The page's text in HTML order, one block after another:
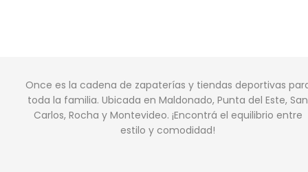
Once es la cadena de zapaterías y tiendas deportivas
toda la familia. Ubicada en Maldonado, Punta del Este, San
Carlos, Rocha y Montevideo. ¡Encontrá el equilibrio entre
estilo y comodidad!